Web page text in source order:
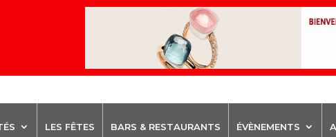
LES FÊTES BARS & RESTAURANTS ÉVÈNEMENTS